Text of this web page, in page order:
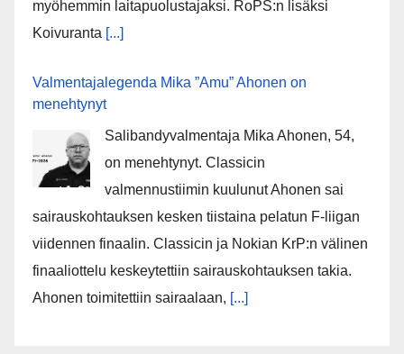
myöhemmin laitapuolustajaksi. RoPS:n lisäksi
Koivuranta [...]
Valmentajalegenda Mika ”Amu” Ahonen on
menehtynyt
Salibandyvalmentaja Mika Ahonen, 54,
on menehtynyt. Classicin
valmennustiimin kuulunut Ahonen sai
sairauskohtauksen kesken tiistaina pelatun F-liigan
viidennen finaalin. Classicin ja Nokian KrP:n välinen
finaaliottelu keskeytettiin sairauskohtauksen takia.
Ahonen toimitettiin sairaalaan, [...]